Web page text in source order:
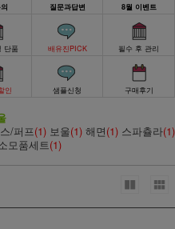
질문과답변 8월 이벤트
단품 배유진PICK 필수 후 관리
인 샘플신청 구매후기
/퍼프(1) 보울(1) 해면(1) 스파츌라(1)
모품세트(1)